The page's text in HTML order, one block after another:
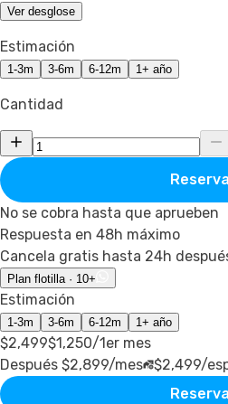
Ver desglose
Estimación
1-3m 3-6m 6-12m 1+ año
Cantidad
No se cobra hasta que aprueben
Respuesta en 48h máximo
Cancela gratis hasta 24h
Plan flotilla · 10+
Estimación
1-3m 3-6m 6-12m 1+ año
$2,499$1,250/1er mes
Después $2,899/mes
$2,499/